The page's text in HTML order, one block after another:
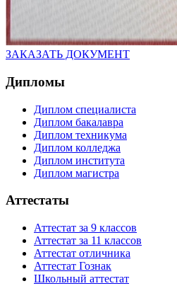
ЗАКАЗАТЬ ДОКУМЕНТ
Дипломы
Диплом специалиста
Диплом бакалавра
Диплом техникума
Диплом колледжа
Диплом института
Диплом магистра
Аттестаты
Аттестат за 9 классов
Аттестат за 11 классов
Аттестат отличника
Аттестат Гознак
Школьный аттестат